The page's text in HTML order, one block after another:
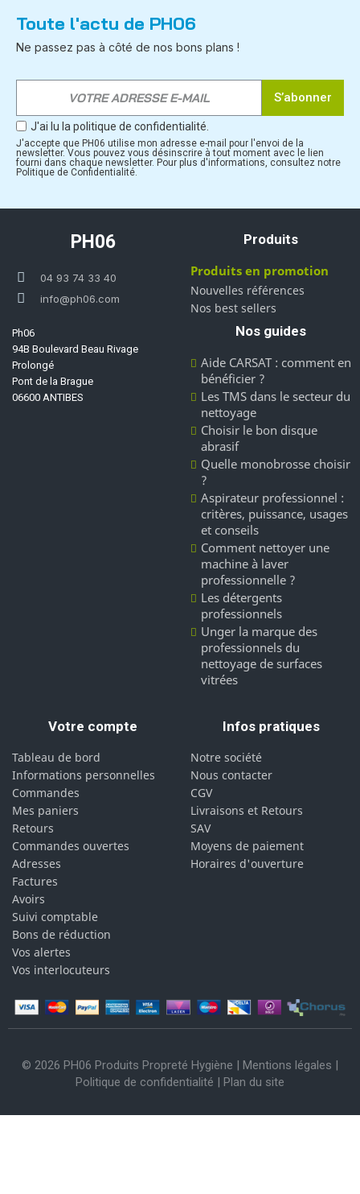
Toute l'actu de PH06
Ne passez pas à côté de nos bons plans !
S’abonner
J'ai lu la politique de confidentialité.
J'accepte que PH06 utilise mon adresse e-mail pour l'envoi de la
newsletter. Vous pouvez vous désinscrire à tout moment avec le lien
fourni dans chaque newsletter. Pour plus d'informations, consultez notre
Politique de Confidentialité.
PH06
04 93 74 33 40
info@ph06.com
Ph06
94B Boulevard Beau Rivage
Prolongé
Pont de la Brague
06600 ANTIBES
Produits
Produits en promotion
Nouvelles références
Nos best sellers
Nos guides
Aide CARSAT : comment en
bénéficier ?
Les TMS dans le secteur du
nettoyage
Choisir le bon disque
abrasif
Quelle monobrosse choisir
?
Aspirateur professionnel :
critères, puissance, usages
et conseils
Comment nettoyer une
machine à laver
professionnelle ?
Les détergents
professionnels
Unger la marque des
professionnels du
nettoyage de surfaces
vitrées
Votre compte
Tableau de bord
Informations personnelles
Commandes
Mes paniers
Retours
Commandes ouvertes
Adresses
Factures
Avoirs
Suivi comptable
Bons de réduction
Vos alertes
Vos interlocuteurs
Infos pratiques
Notre société
Nous contacter
CGV
Livraisons et Retours
SAV
Moyens de paiement
Horaires d'ouverture
© 2026 PH06 Produits Propreté Hygiène | Mentions légales |
Politique de confidentialité | Plan du site